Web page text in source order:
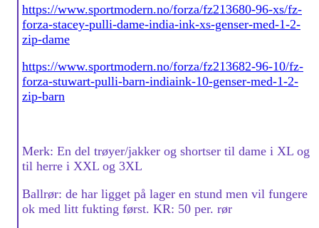
https://www.sportmodern.no/forza/fz213680-96-xs/fz-
forza-stacey-pulli-dame-india-ink-xs-genser-med-1-2-
zip-dame
https://www.sportmodern.no/forza/fz213682-96-10/fz-
forza-stuwart-pulli-barn-indiaink-10-genser-med-1-2-
zip-barn
Merk: En del trøyer/jakker og shortser til dame i XL og
til herre i XXL og 3XL
Ballrør: de har ligget på lager en stund men vil fungere
ok med litt fukting først. KR: 50 per. rør